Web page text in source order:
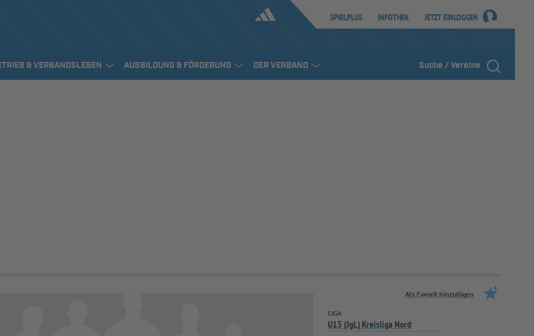
SPIELPLUS INFOTHEK JETZT EINLOGGEN
& VERBANDSLEBEN AUSBILDUNG & FÖRDERUNG DER VERBAND Suche / Vereine
Als Favorit hinzufügen
LIGA
U15 (JgL) Kreisliga Nord